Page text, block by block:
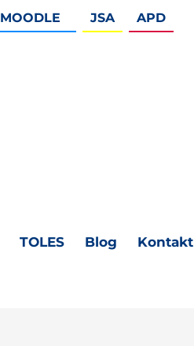
MOODLE JSA APD
TOLES Blog Kontakt